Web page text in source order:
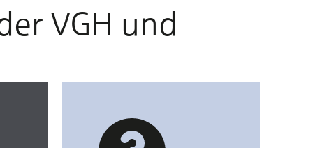
VGH und